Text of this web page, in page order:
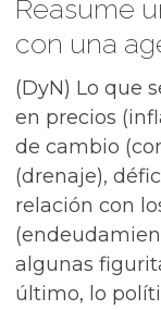
Reasume
con una
(DyN) Lo que
en precios
de cambio
(drenaje),
relación con
algunas
último, lo